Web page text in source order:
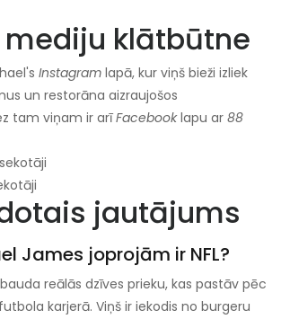
mediju klātbūtne
Instagram lapā, kur viņš bieži izliek
un restorāna aizraujošos
tam viņam ir arīFacebooklapu ar 88
jautājums
James joprojām ir NFL?
reālās dzīves prieku, kas pastāv pēc
karjerā. Viņš ir iekodis no burgeru